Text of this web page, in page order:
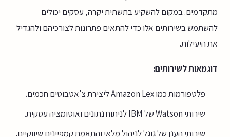
מתקדמים. במקום להשקיע בתשתית יקרה, עסקים יכולים
להשתמש בשירותים אלו כדי להתאים פתרונות לצורכיהם ולהגדיל
את היעילות.
דוגמאות לשירותים:
פלטפורמות כמו Amazon Lex ליצירת צ'אטבוטים חכמים.
שירותי Watson של IBM לניתוח נתונים ואוטומציה עסקית.
שירותי הענן של גוגל לניהול מלאי והתאמת קמפיינים שיווקיים.